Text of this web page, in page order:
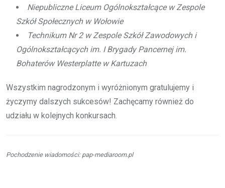
Niepubliczne Liceum Ogólnokształcące w Zespole
Szkół Społecznych w Wołowie
Technikum Nr 2 w Zespole Szkół Zawodowych i
Ogólnokształcących im. I Brygady Pancernej im.
Bohaterów Westerplatte w Kartuzach
Wszystkim nagrodzonym i wyróżnionym gratulujemy i
życzymy dalszych sukcesów! Zachęcamy również do
udziału w kolejnych konkursach.
Pochodzenie wiadomości: pap-mediaroom.pl